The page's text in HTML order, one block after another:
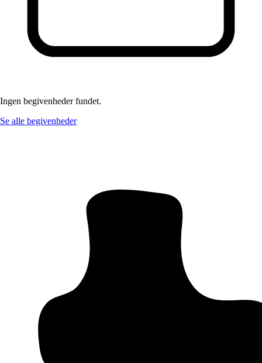
Ingen begivenheder fundet.
Se alle begivenheder